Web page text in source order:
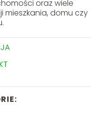
oraz wiele
mieszkania, domu czy